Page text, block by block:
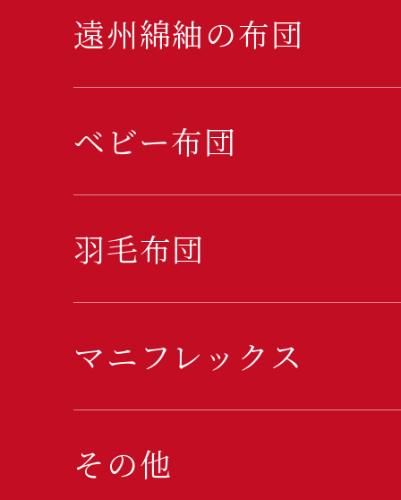
遠州綿紬の布団
ベビー布団
羽毛布団
マニフレックス
その他